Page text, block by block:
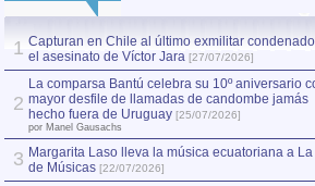
1 Capturan en Chile al último exmilitar
el asesinato de Víctor Jara [27/07/2026]
2
La comparsa Bantú celebra su 10º aniversario
mayor desfile de llamadas de candombe jamás
hecho fuera de Uruguay [25/07/2026]
por Manel Gausachs
3 Margarita Laso lleva la música ecuatoriana a La
de Músicas [22/07/2026]